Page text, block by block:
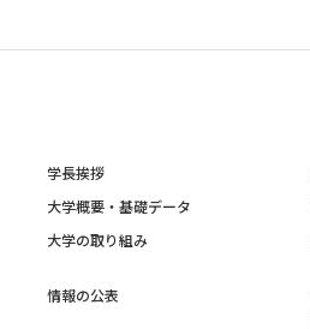
学長挨拶
大学概要・基礎データ
大学の取り組み
情報の公表